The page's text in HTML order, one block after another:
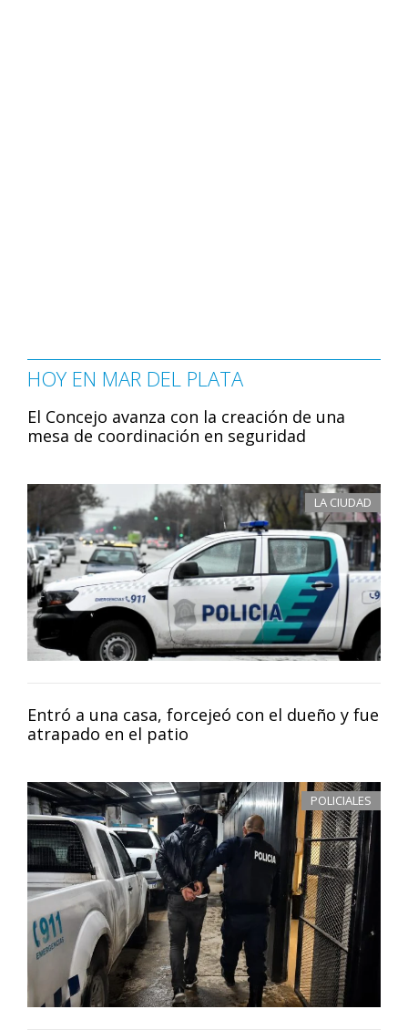
HOY EN MAR DEL PLATA
El Concejo avanza con la creación de una
mesa de coordinación en seguridad
LA CIUDAD
Entró a una casa, forcejeó con el dueño y fue
atrapado en el patio
POLICIALES